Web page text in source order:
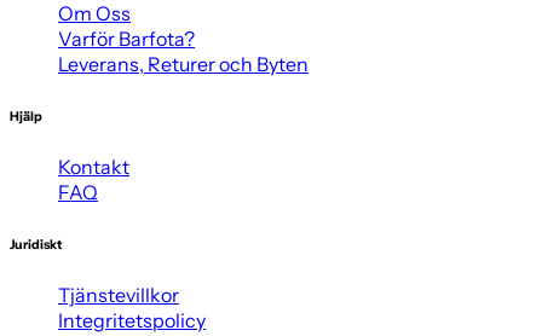
Om Oss
Varför Barfota?
Leverans, Returer och Byten
Hjälp
Kontakt
FAQ
Juridiskt
Tjänstevillkor
Integritetspolicy